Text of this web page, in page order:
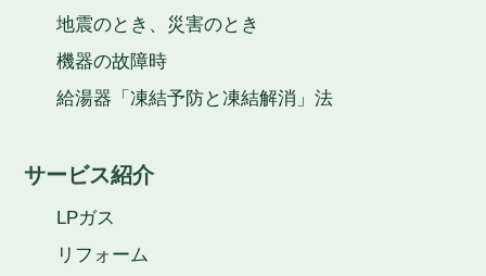
地震のとき、災害のとき
機器の故障時
給湯器「凍結予防と凍結解消」法
サービス紹介
LPガス
リフォーム